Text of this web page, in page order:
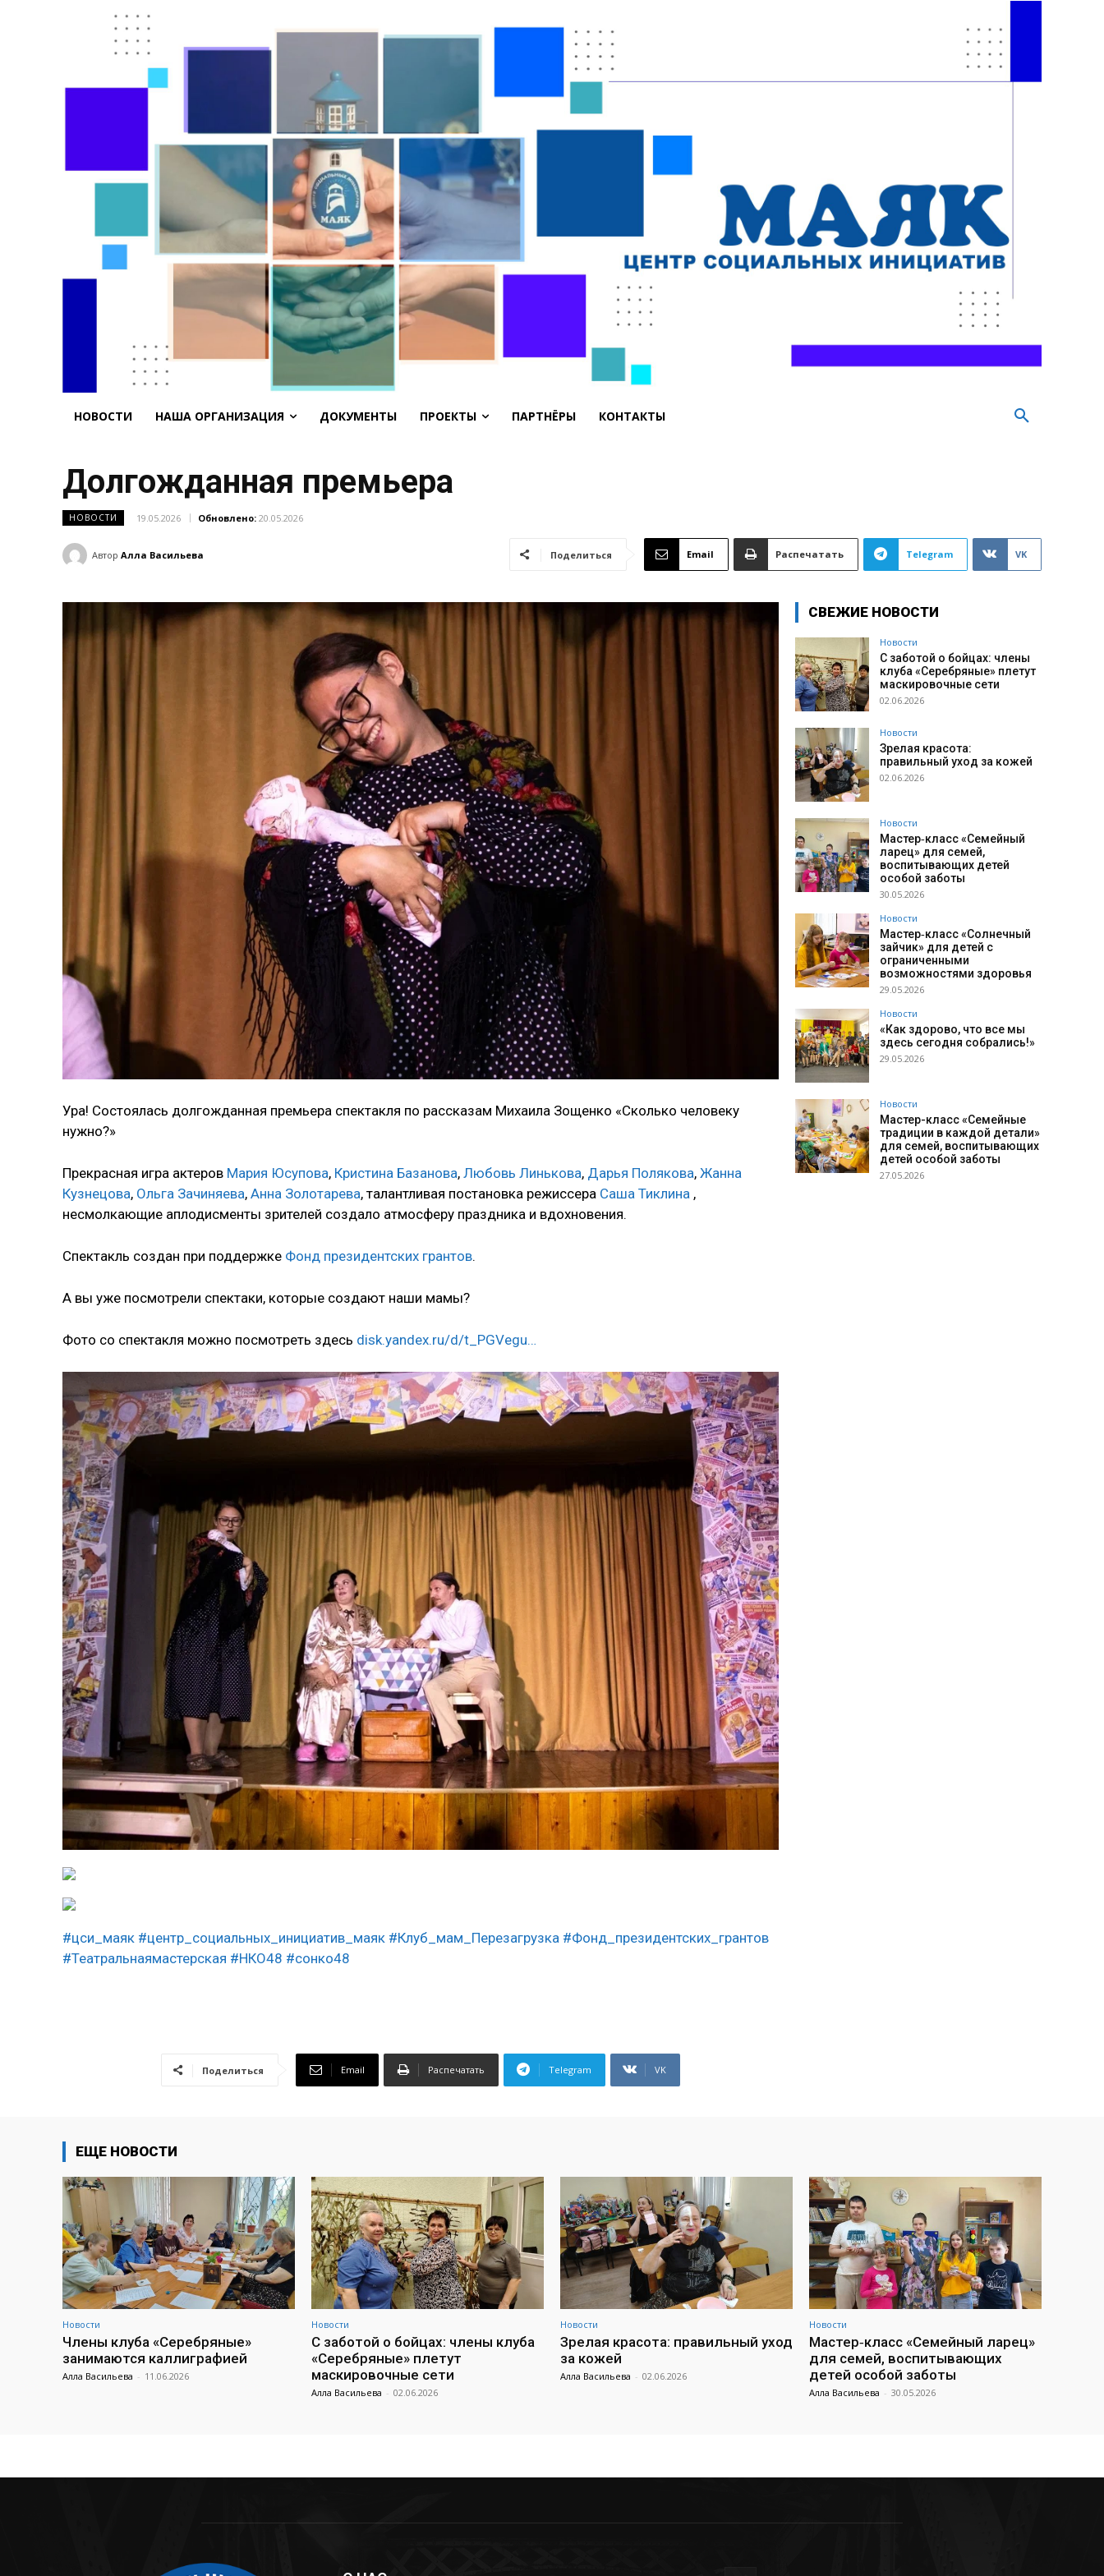
НОВОСТИ НАША ОРГАНИЗАЦИЯ ДОКУМЕНТЫ ПРОЕКТЫ ПАРТНЁРЫ КОНТАКТЫ
Долгожданная премьера
НОВОСТИ 19.05.2026 Обновлено: 20.05.2026
Автор Алла Васильева Поделиться Email Распечатать Telegram VK
Ура! Состоялась долгожданная премьера спектакля по рассказам Михаила Зощенко «Сколько человеку
нужно?»
Прекрасная игра актеров Мария Юсупова, Кристина Базанова, Любовь Линькова, Дарья Полякова, Жанна
Кузнецова, Ольга Зачиняева, Анна Золотарева, талантливая постановка режиссера Саша Тиклина ,
несмолкающие аплодисменты зрителей создало атмосферу праздника и вдохновения.
Спектакль создан при поддержке Фонд президентских грантов.
А вы уже посмотрели спектаки, которые создают наши мамы?
Фото со спектакля можно посмотреть здесь disk.yandex.ru/d/t_PGVegu…
#цси_маяк #центр_социальных_инициатив_маяк #Клуб_мам_Перезагрузка #Фонд_президентских_грантов
#Театральнаямастерская #НКО48 #сонко48
Поделиться Email Распечатать Telegram VK
СВЕЖИЕ НОВОСТИ
Новости
С заботой о бойцах: члены
клуба «Серебряные» плетут
маскировочные сети
02.06.2026
Новости
Зрелая красота:
правильный уход за кожей
02.06.2026
Новости
Мастер‑класс «Семейный
ларец» для семей,
воспитывающих детей
особой заботы
30.05.2026
Новости
Мастер‑класс «Солнечный
зайчик» для детей с
ограниченными
возможностями здоровья
29.05.2026
Новости
«Как здорово, что все мы
здесь сегодня собрались!»
29.05.2026
Новости
Мастер-класс «Семейные
традиции в каждой детали»
для семей, воспитывающих
детей особой заботы
27.05.2026
ЕЩЕ НОВОСТИ
Новости
Члены клуба «Серебряные»
занимаются каллиграфией
Алла Васильева - 11.06.2026
Новости
С заботой о бойцах: члены клуба
«Серебряные» плетут
маскировочные сети
Алла Васильева - 02.06.2026
Новости
Зрелая красота: правильный уход
за кожей
Алла Васильева - 02.06.2026
Новости
Мастер‑класс «Семейный ларец»
для семей, воспитывающих
детей особой заботы
Алла Васильева - 30.05.2026